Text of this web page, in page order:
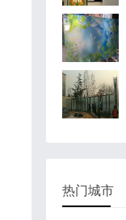
热门城市